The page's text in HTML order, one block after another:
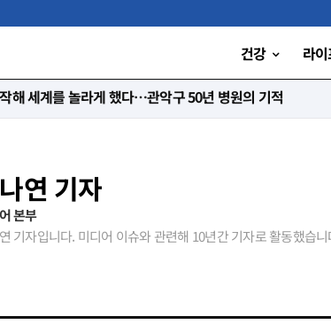
건강 라
해 세계를 놀라게 했다…관악구 50년 병원의 기적
연 기자
본부
기자입니다. 미디어 이슈와 관련해 10년간 기자로 활동했습